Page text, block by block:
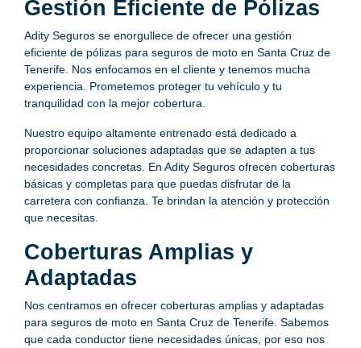
Gestión Eficiente de Pólizas
Adity Seguros se enorgullece de ofrecer una gestión
eficiente de pólizas para seguros de moto en Santa Cruz de
Tenerife. Nos enfocamos en el cliente y tenemos mucha
experiencia. Prometemos proteger tu vehículo y tu
tranquilidad con la mejor cobertura.
Nuestro equipo altamente entrenado está dedicado a
proporcionar soluciones adaptadas que se adapten a tus
necesidades concretas. En Adity Seguros ofrecen coberturas
básicas y completas para que puedas disfrutar de la
carretera con confianza. Te brindan la atención y protección
que necesitas.
Coberturas Amplias y
Adaptadas
Nos centramos en ofrecer coberturas amplias y adaptadas
para seguros de moto en Santa Cruz de Tenerife. Sabemos
que cada conductor tiene necesidades únicas, por eso nos